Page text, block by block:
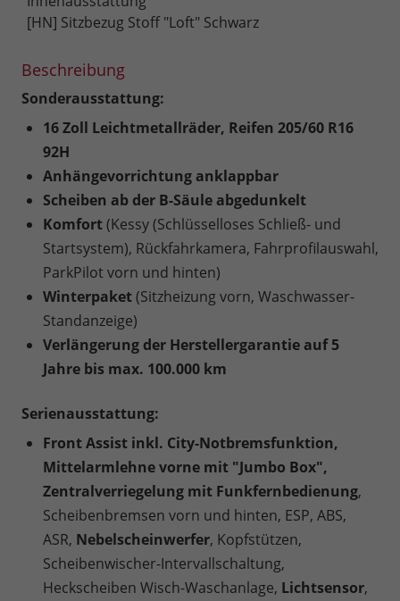
[HN] Sitzbezug Stoff "Loft" Schwarz
Beschreibung
Sonderausstattung:
16 Zoll Leichtmetallräder, Reifen 205/60 R16
92H
Anhängevorrichtung anklappbar
Scheiben ab der B-Säule abgedunkelt
Komfort(Kessy (Schlüsselloses Schließ- und
Startsystem), Rückfahrkamera, Fahrprofilauswahl,
ParkPilot vorn und hinten)
Winterpaket(Sitzheizung vorn, Waschwasser-
Standanzeige)
Verlängerung der Herstellergarantie auf 5
Jahre bis max. 100.000 km
Serienausstattung:
Front Assist inkl. City-Notbremsfunktion,
Mittelarmlehne vorne mit "Jumbo Box",
Zentralverriegelung mit Funkfernbedienung,
Scheibenbremsen vorn und hinten, ESP, ABS,
ASR, Nebelscheinwerfer, Kopfstützen,
Scheibenwischer-Intervallschaltung,
Heckscheiben Wisch-Waschanlage, Lichtsensor,